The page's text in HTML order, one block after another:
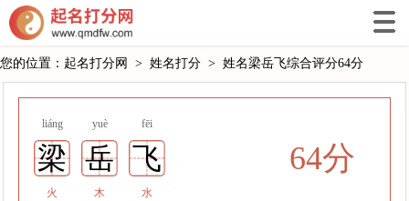
您的位置： 起名打分网 > 姓名打分 > 姓名梁岳飞综合评分64分
liáng yuè fēi
梁 岳 飞
火 木 水
64分